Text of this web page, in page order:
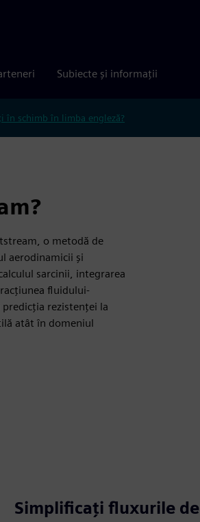
Subiecte și informații
în schimb în limba engleză?
o metodă de
aerodinamicii și
sarcinii, integrarea
fluidului-
rezistenței la
atât în domeniul
Simplificați fluxurile